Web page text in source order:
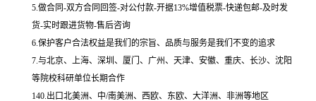
5.做合同-双方合同回签-对公付款-开据13%增值税票-快递包邮-及时发
货-实时跟进货物-售后咨询
6.保护客户合法权益是我们的宗旨、品质与服务是我们不变的追求
7.与北京、上海、深圳、厦门、广州、天津、安徽、重庆、长沙、沈阳
等院校科研单位长期合作
140.出口北美洲、中/南美洲、西欧、东欧、大洋洲、非洲等地区